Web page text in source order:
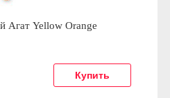
Агат Yellow Orange